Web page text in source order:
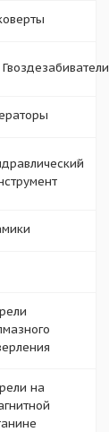
Гвоздезабиватели
на